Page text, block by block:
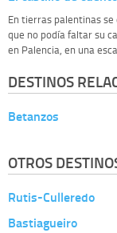
En tierras palentinas
que no podía faltar su
en Palencia, en una
DESTINOS
Betanzos
OTROS
Rutis-Culleredo
Bastiagueiro